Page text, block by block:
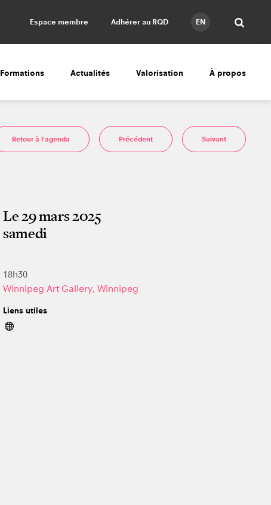
EN
Adhérer au RQD
Espace membre
Formations Actualités Valorisation À propos
Retour à l'agenda Précédent Suivant
Le 29 mars 2025
samedi
18h30
Winnipeg Art Gallery, Winnipeg
Liens utiles